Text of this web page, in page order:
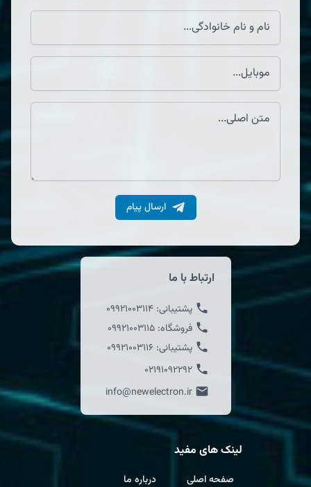
ارسال پیام
ارتباط با ما
پشتیبانی: 09921003114
فروشگاه: 09921003115
پشتیبانی: 09921003116
02191092292
info@newelectron.ir
لینک های مفید
صفحه اصلی درباره ما